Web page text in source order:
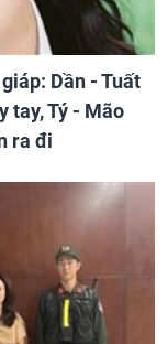
Dần - Tuất
tay, Tý - Mão
ra đi